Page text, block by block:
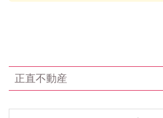
正直不動産